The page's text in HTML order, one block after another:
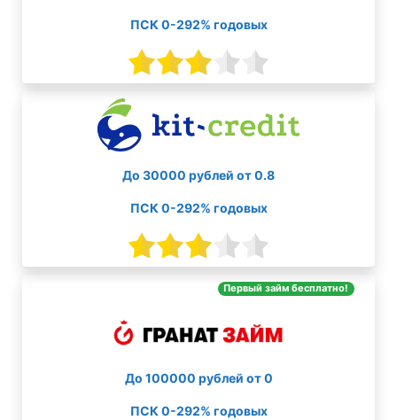
ПСК 0-292% годовых
До 30000 рублей от 0.8
ПСК 0-292% годовых
Первый займ бесплатно!
До 100000 рублей от 0
ПСК 0-292% годовых